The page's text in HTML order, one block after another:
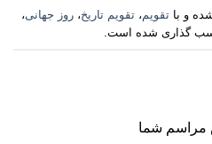
و باتقویم ،تقویم تاریخ،روز جهانی،
گذاری شده است.
شما